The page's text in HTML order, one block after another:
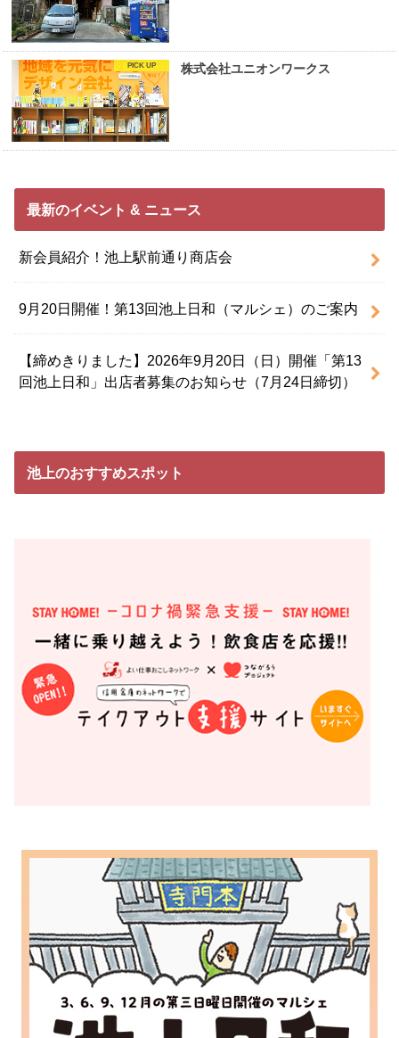
株式会社ユニオンワークス
最新のイベント & ニュース
新会員紹介！池上駅前通り商店会
9月20日開催！第13回池上日和（マルシェ）のご案内
【締めきりました】2026年9月20日（日）開催「第13
回池上日和」出店者募集のお知らせ（7月24日締切）
池上のおすすめスポット